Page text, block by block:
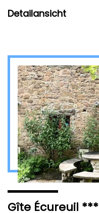
Detailansicht
Gîte Écureuil ***